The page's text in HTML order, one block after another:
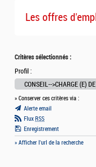
Les offres
Critères sélectionnés :
Profil :
CONSEIL-->CHARGE (E)
» Conserver ces critères via :
Alerte email
Flux RSS
Enregistrement
» Afficher l'url de la recherche